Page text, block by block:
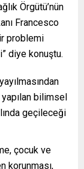
Örgütü’nün
Francesco
problemi
diye konuştu.
yapılan bilimsel
geçileceği
çocuk ve
korunması,